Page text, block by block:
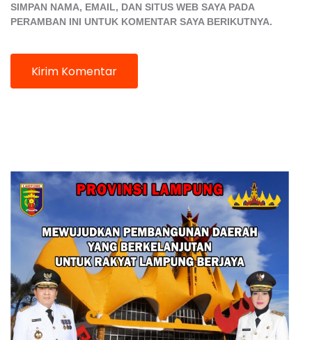
SIMPAN NAMA, EMAIL, DAN SITUS WEB SAYA PADA
PERAMBAN INI UNTUK KOMENTAR SAYA BERIKUTNYA.